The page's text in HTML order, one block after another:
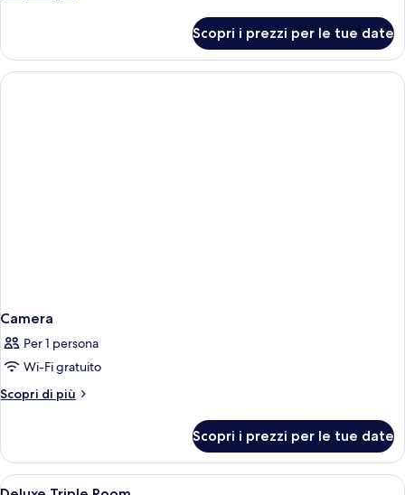
Deluxe
Scopri i prezzi per le tue date
Camera
Per 1 persona
Wi-Fi gratuito
Scopri di più
Altri
Scopri i prezzi per le tue date
Apri
Una cassaforte in camera, una
1